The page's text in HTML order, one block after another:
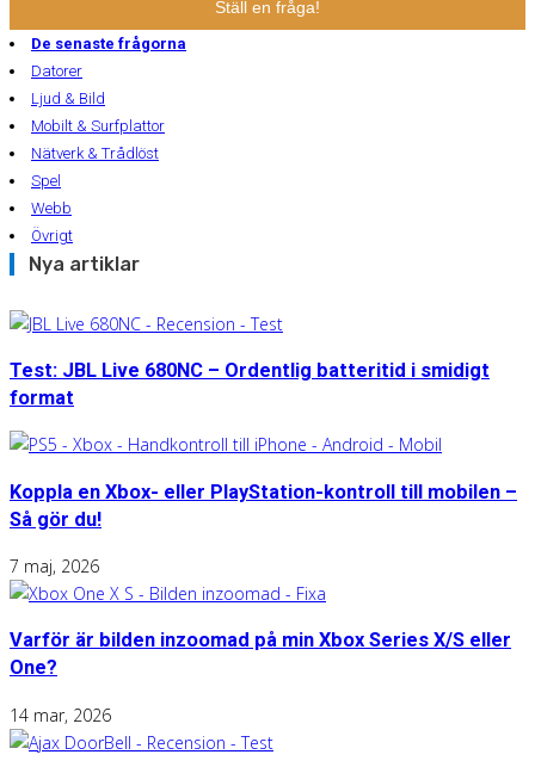
Ställ en fråga!
De senaste frågorna
Datorer
Ljud & Bild
Mobilt & Surfplattor
Nätverk & Trådlöst
Spel
Webb
Övrigt
Nya artiklar
Test: JBL Live 680NC – Ordentlig batteritid i smidigt
format
Koppla en Xbox- eller PlayStation-kontroll till mobilen –
Så gör du!
7 maj, 2026
Varför är bilden inzoomad på min Xbox Series X/S eller
One?
14 mar, 2026